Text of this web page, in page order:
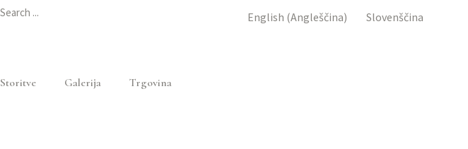
English (Angleščina) Slovenščina
Storitve Galerija Trgovina